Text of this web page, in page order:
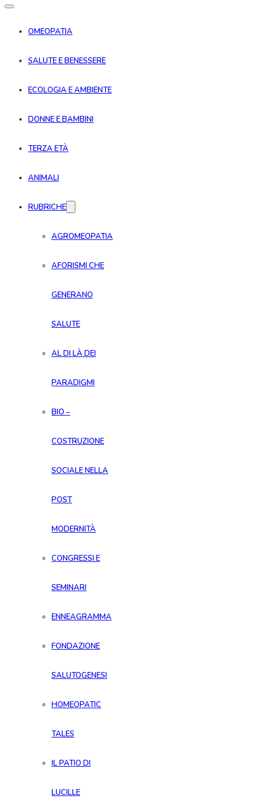
OMEOPATIA
SALUTE E BENESSERE
ECOLOGIA E AMBIENTE
DONNE E BAMBINI
TERZA ETÀ
ANIMALI
RUBRICHE
AGROMEOPATIA
AFORISMI CHE
GENERANO
SALUTE
AL DI LÀ DEI
PARADIGMI
BIO –
COSTRUZIONE
SOCIALE NELLA
POST
MODERNITÀ
CONGRESSI E
SEMINARI
ENNEAGRAMMA
FONDAZIONE
SALUTOGENESI
HOMEOPATIC
TALES
IL PATIO DI
LUCILLE